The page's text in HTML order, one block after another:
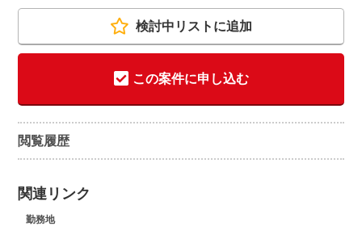
検討中リストに追加
この案件に申し込む
閲覧履歴
関連リンク
勤務地